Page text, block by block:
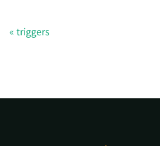
triggers